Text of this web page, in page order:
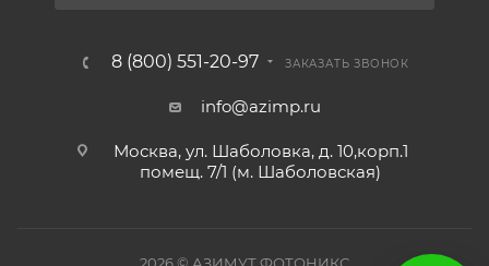
8 (800) 551-20-97 ЗАКАЗАТЬ ЗВОНОК
info@azimp.ru
Москва, ул. Шаболовка, д. 10,корп.1
помещ. 7/1 (м. Шаболовская)